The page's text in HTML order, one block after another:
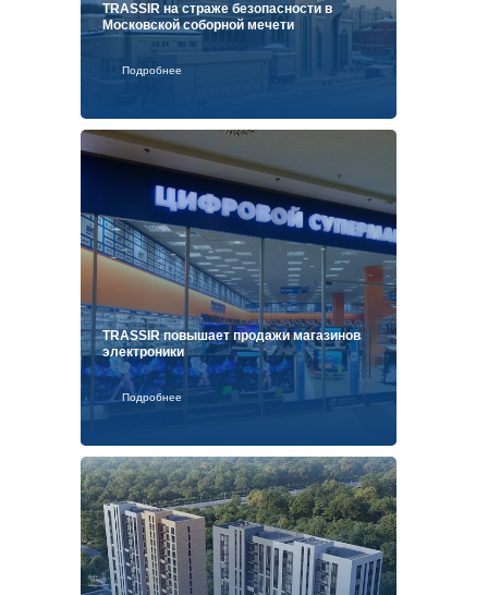
TRASSIR на страже безопасности в
Московской соборной мечети
Подробнее
TRASSIR повышает продажи магазинов
электроники
Подробнее